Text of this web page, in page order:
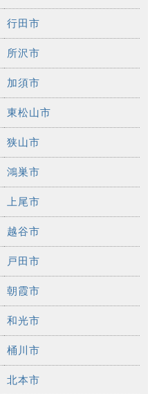
行田市
所沢市
加須市
東松山市
狭山市
鴻巣市
上尾市
越谷市
戸田市
朝霞市
和光市
桶川市
北本市